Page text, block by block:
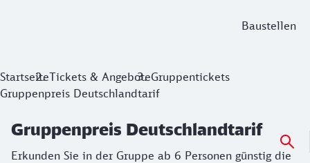
Baustellen
Gruppenpreis Deutschlandtarif
Erkunden Sie in der Gruppe ab 6 Personen günstig die
StartseiteTickets & AngeboteGruppentickets
Gruppenpreis Deutschlandtarif
Gruppenpreis Deutschlandtarif
Erkunden Sie in der Gruppe ab 6 Personen günstig die